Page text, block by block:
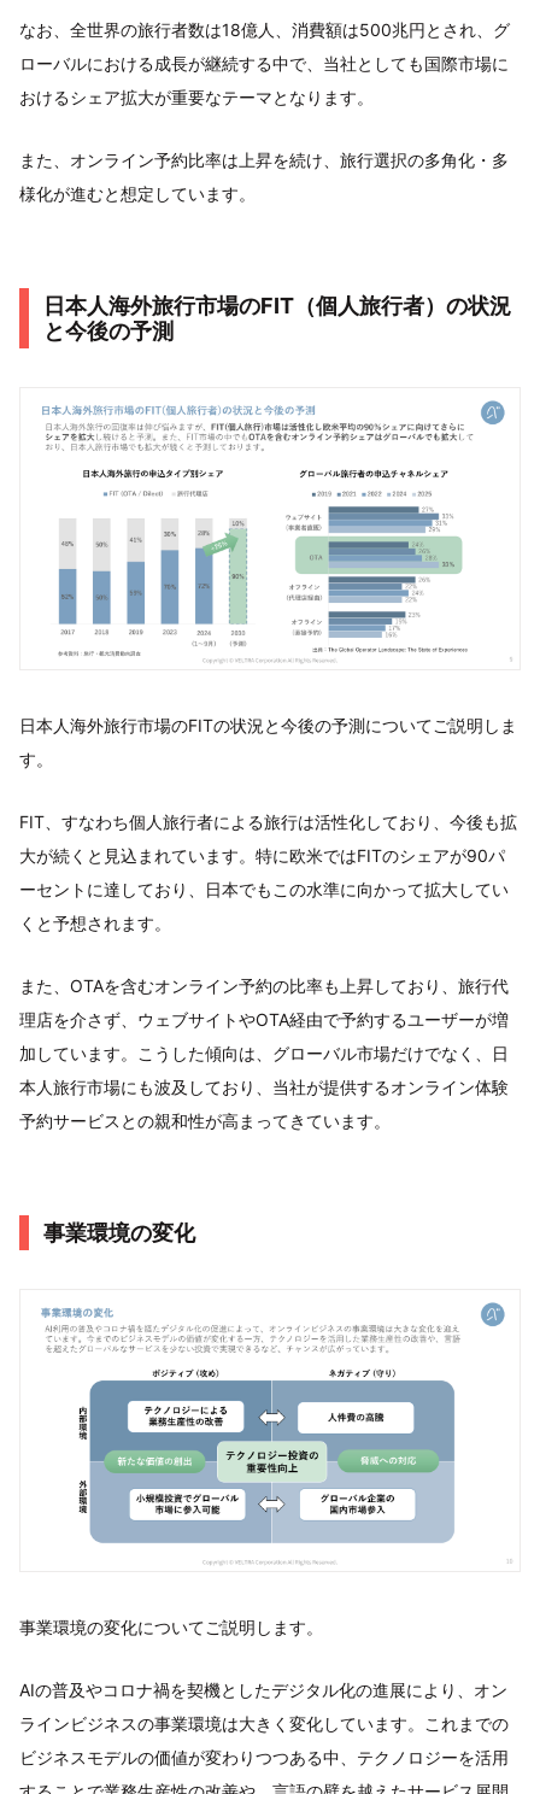
なお、全世界の旅行者数は18億人、消費額は500兆円とされ、グ
ローバルにおける成長が継続する中で、当社としても国際市場に
おけるシェア拡大が重要なテーマとなります。
また、オンライン予約比率は上昇を続け、旅行選択の多角化・多
様化が進むと想定しています。
日本人海外旅行市場のFIT（個人旅行者）の状況
と今後の予測
日本人海外旅行市場のFITの状況と今後の予測についてご説明しま
す。
FIT、すなわち個人旅行者による旅行は活性化しており、今後も拡
大が続くと見込まれています。特に欧米ではFITのシェアが90パ
ーセントに達しており、日本でもこの水準に向かって拡大してい
くと予想されます。
また、OTAを含むオンライン予約の比率も上昇しており、旅行代
理店を介さず、ウェブサイトやOTA経由で予約するユーザーが増
加しています。こうした傾向は、グローバル市場だけでなく、日
本人旅行市場にも波及しており、当社が提供するオンライン体験
予約サービスとの親和性が高まってきています。
事業環境の変化
事業環境の変化についてご説明します。
AIの普及やコロナ禍を契機としたデジタル化の進展により、オン
ラインビジネスの事業環境は大きく変化しています。これまでの
ビジネスモデルの価値が変わりつつある中、テクノロジーを活用